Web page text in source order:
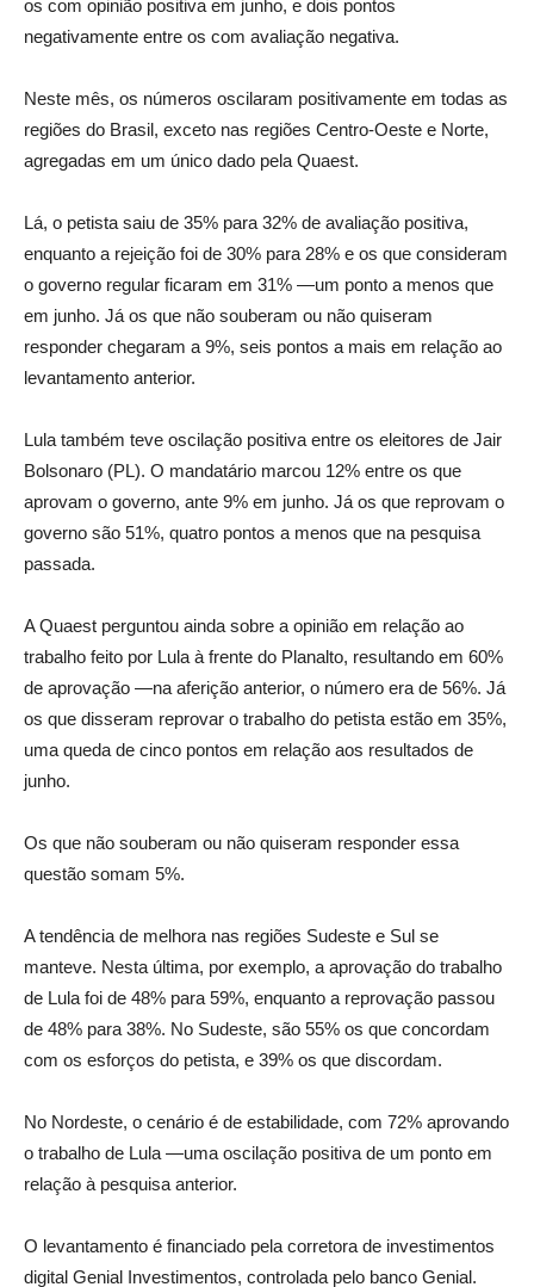
os com opinião positiva em junho, e dois pontos
negativamente entre os com avaliação negativa.
Neste mês, os números oscilaram positivamente em todas as
regiões do Brasil, exceto nas regiões Centro-Oeste e Norte,
agregadas em um único dado pela Quaest.
Lá, o petista saiu de 35% para 32% de avaliação positiva,
enquanto a rejeição foi de 30% para 28% e os que consideram
o governo regular ficaram em 31% —um ponto a menos que
em junho. Já os que não souberam ou não quiseram
responder chegaram a 9%, seis pontos a mais em relação ao
levantamento anterior.
Lula também teve oscilação positiva entre os eleitores de Jair
Bolsonaro (PL). O mandatário marcou 12% entre os que
aprovam o governo, ante 9% em junho. Já os que reprovam o
governo são 51%, quatro pontos a menos que na pesquisa
passada.
A Quaest perguntou ainda sobre a opinião em relação ao
trabalho feito por Lula à frente do Planalto, resultando em 60%
de aprovação —na aferição anterior, o número era de 56%. Já
os que disseram reprovar o trabalho do petista estão em 35%,
uma queda de cinco pontos em relação aos resultados de
junho.
Os que não souberam ou não quiseram responder essa
questão somam 5%.
A tendência de melhora nas regiões Sudeste e Sul se
manteve. Nesta última, por exemplo, a aprovação do trabalho
de Lula foi de 48% para 59%, enquanto a reprovação passou
de 48% para 38%. No Sudeste, são 55% os que concordam
com os esforços do petista, e 39% os que discordam.
No Nordeste, o cenário é de estabilidade, com 72% aprovando
o trabalho de Lula —uma oscilação positiva de um ponto em
relação à pesquisa anterior.
O levantamento é financiado pela corretora de investimentos
digital Genial Investimentos, controlada pelo banco Genial.